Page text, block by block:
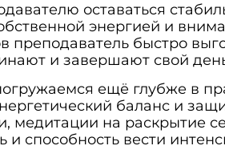
оставаться
энергией и
преподаватель быстро
и завершают свой
ещё глубже в
баланс и
медитации на раскрытие
и способность вести